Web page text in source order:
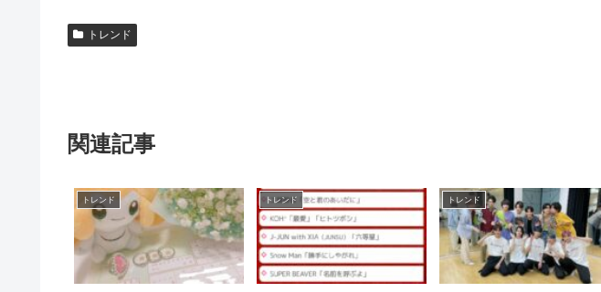
トレンド
関連記事
トレンド トレンド トレンド